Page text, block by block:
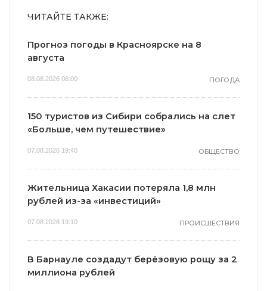
ЧИТАЙТЕ ТАКЖЕ:
Прогноз погоды в Красноярске на 8
августа
08.08.2026 06:00 ПОГОДА
150 туристов из Сибири собрались на слет
«Больше, чем путешествие»
07.08.2026 19:40 ОБЩЕСТВО
Жительница Хакасии потеряла 1,8 млн
рублей из-за «инвестиций»
07.08.2026 19:10 ПРОИСШЕСТВИЯ
В Барнауле создадут берёзовую рощу за 2
миллиона рублей